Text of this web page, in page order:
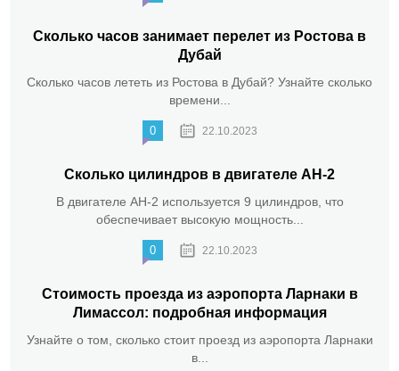
Сколько часов занимает перелет из Ростова в
Дубай
Сколько часов лететь из Ростова в Дубай? Узнайте сколько
времени...
0 22.10.2023
Сколько цилиндров в двигателе АН-2
В двигателе АН-2 используется 9 цилиндров, что
обеспечивает высокую мощность...
0 22.10.2023
Стоимость проезда из аэропорта Ларнаки в
Лимассол: подробная информация
Узнайте о том, сколько стоит проезд из аэропорта Ларнаки
в...